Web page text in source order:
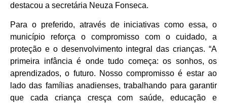
destacou a secretária Neuza Fonseca.
Para o preferido, através de iniciativas como essa, o
município reforça o compromisso com o cuidado, a
proteção e o desenvolvimento integral das crianças. “A
primeira infância é onde tudo começa: os sonhos, os
aprendizados, o futuro. Nosso compromisso é estar ao
lado das famílias anadienses, trabalhando para garantir
que cada criança cresça com saúde, educação e